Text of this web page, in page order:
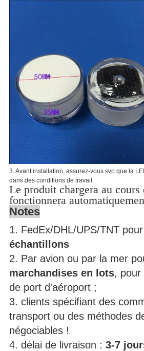
3. Avant installation, assurez-vous svp que la
dans des conditions de travail.
Le produit chargera au cours
fonctionnera
Notes
1. FedEx/DHL/UPS/TNT pour
échantillons
2. Par avion ou par la mer
marchandises en lots, pour
de port d'aéroport ;
3. clients spécifiant des
transport ou des méthodes
négociables !
4. délai de livraison : 3-7